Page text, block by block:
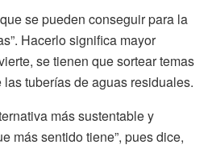
se pueden conseguir para la
Hacerlo significa mayor
se tienen que sortear temas
tuberías de aguas residuales.
más sustentable y
más sentido tiene”, pues dice,